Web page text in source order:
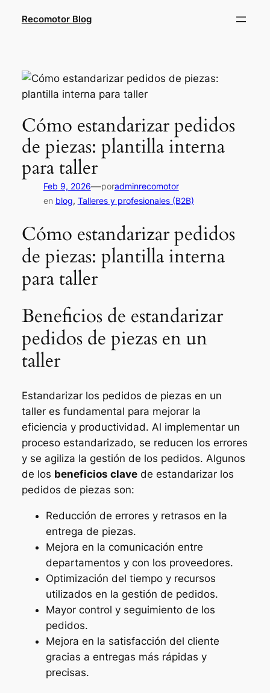
Recomotor Blog
Cómo estandarizar pedidos
de piezas: plantilla interna
para taller
Feb 9, 2026—poradminrecomotor
en blog, Talleres y profesionales (B2B)
Cómo estandarizar pedidos
de piezas: plantilla interna
para taller
Beneficios de estandarizar
pedidos de piezas en un
taller
Estandarizar los pedidos de piezas en un
taller es fundamental para mejorar la
eficiencia y productividad. Al implementar un
proceso estandarizado, se reducen los errores
y se agiliza la gestión de los pedidos. Algunos
de los beneficios clavede estandarizar los
pedidos de piezas son:
Reducción de errores y retrasos en la
entrega de piezas.
Mejora en la comunicación entre
departamentos y con los proveedores.
Optimización del tiempo y recursos
utilizados en la gestión de pedidos.
Mayor control y seguimiento de los
pedidos.
Mejora en la satisfacción del cliente
gracias a entregas más rápidas y
precisas.